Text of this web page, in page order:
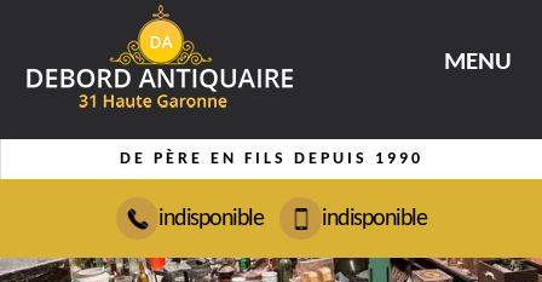
MENU
DE PÈRE EN FILS DEPUIS 1990
indisponible indisponible